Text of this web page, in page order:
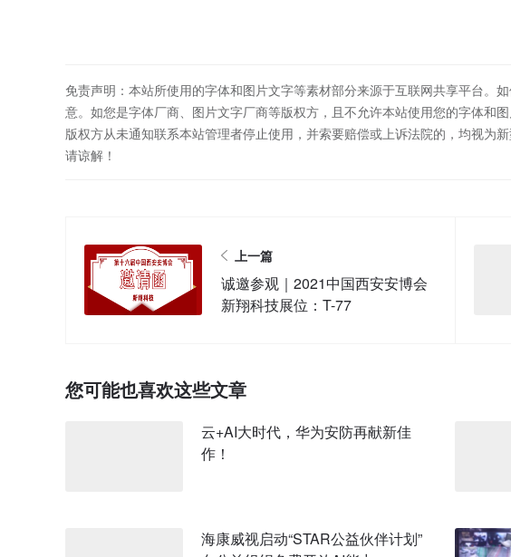
免责声明：本站所使用的字体和图片文字等素材部分来源于互联网共享平台。
意。如您是字体厂商、图片文字厂商等版权方，且不允许本站使用您的字体和
版权方从未通知联系本站管理者停止使用，并索要赔偿或上诉法院的，均视为
请谅解！
上一篇
诚邀参观｜2021中国西安安博会
新翔科技展位：T-77
您可能也喜欢这些文章
云+AI大时代，华为安防再献新佳
作！
海康威视启动“STAR公益伙伴计划”